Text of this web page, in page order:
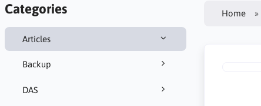
Categories
Articles
Backup
DAS
Home